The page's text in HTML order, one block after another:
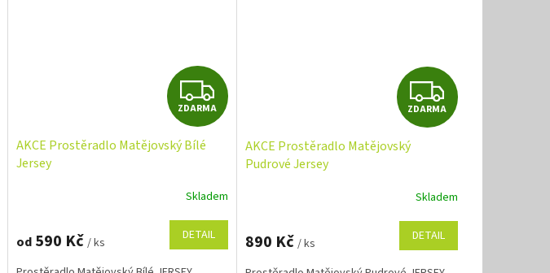
Z
D
R
M
A
ZDARMA
AKCE Prostěradlo Matějovský Bílé
Jersey
Skladem
od590 Kč / ks DETAIL
Z
D
R
M
A
ZDARMA
AKCE Prostěradlo Matějovský
Pudrové Jersey
Skladem
890 Kč / ks DETAIL